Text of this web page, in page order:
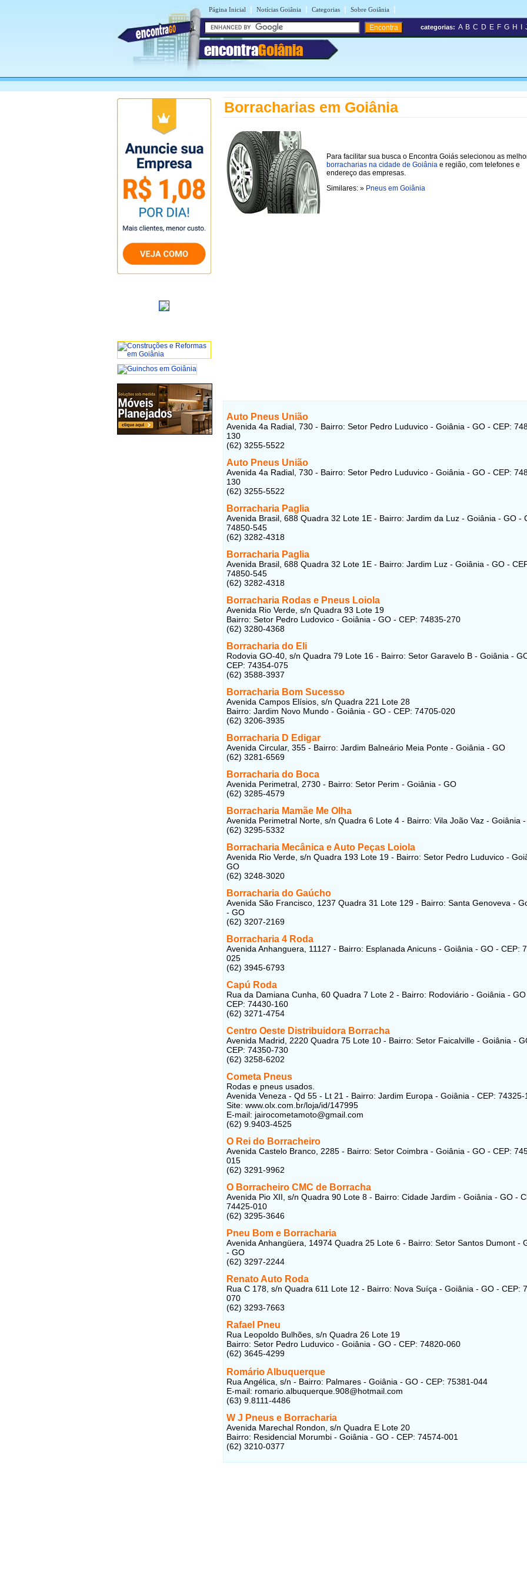
Página Inicial | Notícias Goiânia | Categorias | Sobre Goiânia |
encontraGoiânia
categorias: A B C D E F G H
Borracharias em Goiânia
Para facilitar sua busca o Encontra Goiás selecionou as
borracharias na cidade de Goiânia e região, com telefones e
endereço das empresas.
Similares: » Pneus em Goiânia
Auto Pneus União
Avenida 4a Radial, 730 - Bairro: Setor Pedro Luduvico - Goiânia - GO - CEP:
130
(62) 3255-5522
Auto Pneus União
Avenida 4a Radial, 730 - Bairro: Setor Pedro Luduvico - Goiânia - GO - CEP:
130
(62) 3255-5522
Borracharia Paglia
Avenida Brasil, 688 Quadra 32 Lote 1E - Bairro: Jardim da Luz - Goiânia - GO -
74850-545
(62) 3282-4318
Borracharia Paglia
Avenida Brasil, 688 Quadra 32 Lote 1E - Bairro: Jardim Luz - Goiânia - GO -
74850-545
(62) 3282-4318
Borracharia Rodas e Pneus Loiola
Avenida Rio Verde, s/n Quadra 93 Lote 19
Bairro: Setor Pedro Ludovico - Goiânia - GO - CEP: 74835-270
(62) 3280-4368
Borracharia do Eli
Rodovia GO-40, s/n Quadra 79 Lote 16 - Bairro: Setor Garavelo B - Goiânia -
CEP: 74354-075
(62) 3588-3937
Borracharia Bom Sucesso
Avenida Campos Elísios, s/n Quadra 221 Lote 28
Bairro: Jardim Novo Mundo - Goiânia - GO - CEP: 74705-020
(62) 3206-3935
Borracharia D Edigar
Avenida Circular, 355 - Bairro: Jardim Balneário Meia Ponte - Goiânia - GO
(62) 3281-6569
Borracharia do Boca
Avenida Perimetral, 2730 - Bairro: Setor Perim - Goiânia - GO
(62) 3285-4579
Borracharia Mamãe Me Olha
Avenida Perimetral Norte, s/n Quadra 6 Lote 4 - Bairro: Vila João Vaz - Goiânia
(62) 3295-5332
Borracharia Mecânica e Auto Peças Loiola
Avenida Rio Verde, s/n Quadra 193 Lote 19 - Bairro: Setor Pedro Luduvico -
GO
(62) 3248-3020
Borracharia do Gaúcho
Avenida São Francisco, 1237 Quadra 31 Lote 129 - Bairro: Santa Genoveva -
- GO
(62) 3207-2169
Borracharia 4 Roda
Avenida Anhanguera, 11127 - Bairro: Esplanada Anicuns - Goiânia - GO - CEP:
025
(62) 3945-6793
Capú Roda
Rua da Damiana Cunha, 60 Quadra 7 Lote 2 - Bairro: Rodoviário - Goiânia - GO
CEP: 74430-160
(62) 3271-4754
Centro Oeste Distribuidora Borracha
Avenida Madrid, 2220 Quadra 75 Lote 10 - Bairro: Setor Faicalville - Goiânia -
CEP: 74350-730
(62) 3258-6202
Cometa Pneus
Rodas e pneus usados.
Avenida Veneza - Qd 55 - Lt 21 - Bairro: Jardim Europa - Goiânia - CEP: 74325-
Site: www.olx.com.br/loja/id/147995
E-mail: jairocometamoto@gmail.com
(62) 9.9403-4525
O Rei do Borracheiro
Avenida Castelo Branco, 2285 - Bairro: Setor Coimbra - Goiânia - GO - CEP:
015
(62) 3291-9962
O Borracheiro CMC de Borracha
Avenida Pio XII, s/n Quadra 90 Lote 8 - Bairro: Cidade Jardim - Goiânia - GO -
74425-010
(62) 3295-3646
Pneu Bom e Borracharia
Avenida Anhangüera, 14974 Quadra 25 Lote 6 - Bairro: Setor Santos Dumont -
- GO
(62) 3297-2244
Renato Auto Roda
Rua C 178, s/n Quadra 611 Lote 12 - Bairro: Nova Suíça - Goiânia - GO - CEP:
070
(62) 3293-7663
Rafael Pneu
Rua Leopoldo Bulhões, s/n Quadra 26 Lote 19
Bairro: Setor Pedro Luduvico - Goiânia - GO - CEP: 74820-060
(62) 3645-4299
Romário Albuquerque
Rua Angélica, s/n - Bairro: Palmares - Goiânia - GO - CEP: 75381-044
E-mail: romario.albuquerque.908@hotmail.com
(63) 9.8111-4486
W J Pneus e Borracharia
Avenida Marechal Rondon, s/n Quadra E Lote 20
Bairro: Residencial Morumbi - Goiânia - GO - CEP: 74574-001
(62) 3210-0377